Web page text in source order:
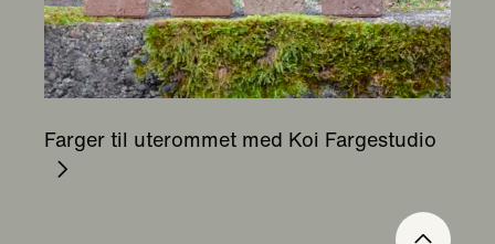
Farger til uterommet med Koi Fargestudio